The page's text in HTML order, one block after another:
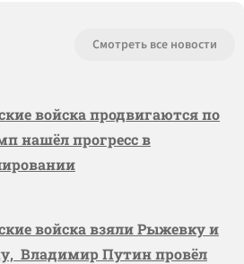
Смотреть все новости
войска продвигаются по
нашёл прогресс в
войска взяли Рыжевку и
Владимир Путин провёл